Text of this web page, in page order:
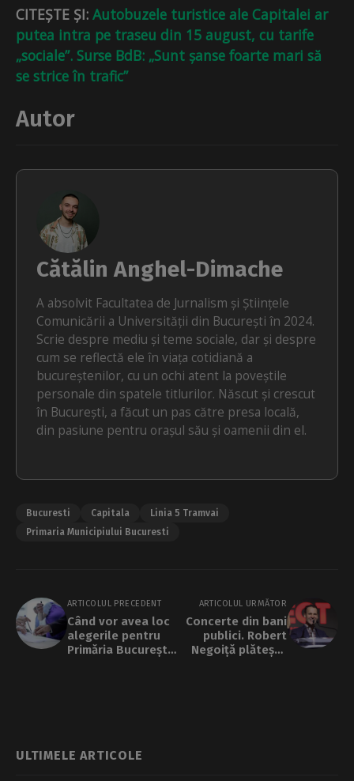
CITEȘTE ȘI: Autobuzele turistice ale Capitalei ar
putea intra pe traseu din 15 august, cu tarife
„sociale”. Surse BdB: „Sunt șanse foarte mari să
se strice în trafic”
Autor
Cătălin Anghel-Dimache
A absolvit Facultatea de Jurnalism și Științele
Comunicării a Universității din București în 2024.
Scrie despre mediu și teme sociale, dar și despre
cum se reflectă ele în viața cotidiană a
bucureștenilor, cu un ochi atent la poveștile
personale din spatele titlurilor. Născut și crescut
în București, a făcut un pas către presa locală,
din pasiune pentru orașul său și oamenii din el.
Bucuresti Capitala
Linia 5 Tramvai
Primaria Municipiului Bucuresti
ARTICOLUL PRECEDENT
Când vor avea loc
alegerile pentru
Primăria București.
ARTICOLUL URMĂTOR
Concerte din bani
publici. Robert
Negoiță plătește
ULTIMELE ARTICOLE